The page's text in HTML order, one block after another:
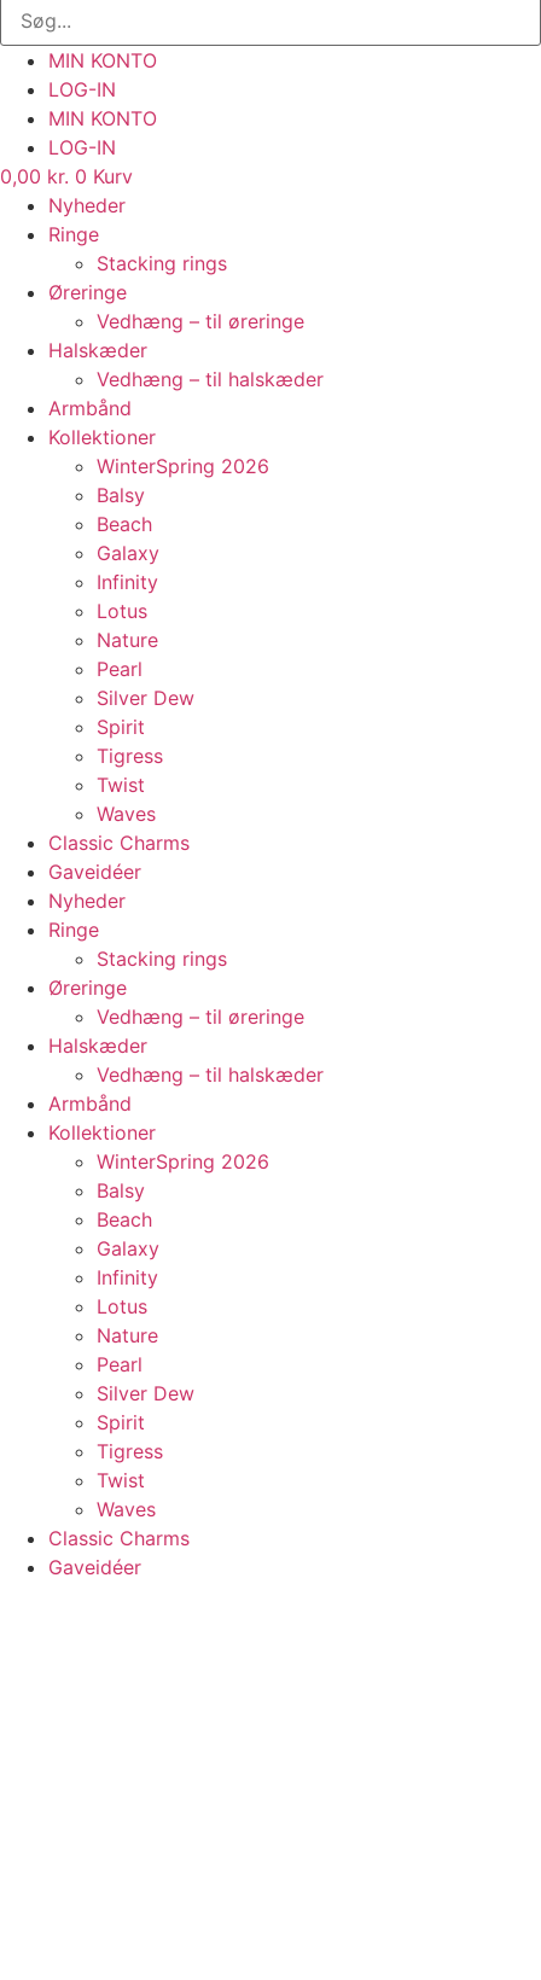
MIN KONTO
LOG-IN
MIN KONTO
LOG-IN
0,00 kr. 0 Kurv
Nyheder
Ringe
Stacking rings
Øreringe
Vedhæng – til øreringe
Halskæder
Vedhæng – til halskæder
Armbånd
Kollektioner
WinterSpring 2026
Balsy
Beach
Galaxy
Infinity
Lotus
Nature
Pearl
Silver Dew
Spirit
Tigress
Twist
Waves
Classic Charms
Gaveidéer
Nyheder
Ringe
Stacking rings
Øreringe
Vedhæng – til øreringe
Halskæder
Vedhæng – til halskæder
Armbånd
Kollektioner
WinterSpring 2026
Balsy
Beach
Galaxy
Infinity
Lotus
Nature
Pearl
Silver Dew
Spirit
Tigress
Twist
Waves
Classic Charms
Gaveidéer